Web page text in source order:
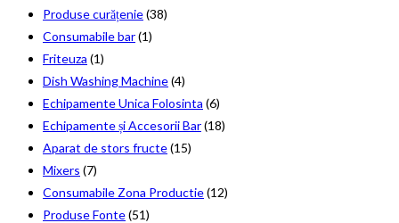
Produse curățenie(38)
Consumabile bar(1)
Friteuza (1)
Dish Washing Machine(4)
Echipamente Unica Folosinta (6)
Echipamente și Accesorii Bar(18)
Aparat de stors fructe(15)
Mixers (7)
Consumabile Zona Productie(12)
Produse Fonte(51)